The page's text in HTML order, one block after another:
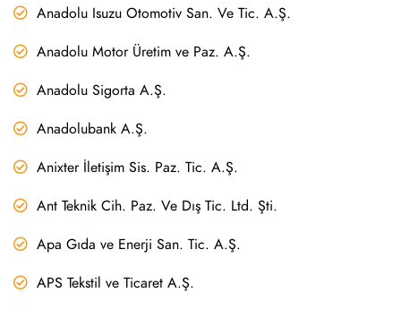
Anadolu Isuzu Otomotiv San. Ve Tic. A.Ş.
Anadolu Motor Üretim ve Paz. A.Ş.
Anadolu Sigorta A.Ş.
Anadolubank A.Ş.
Anixter İletişim Sis. Paz. Tic. A.Ş.
Ant Teknik Cih. Paz. Ve Dış Tic. Ltd. Şti.
Apa Gıda ve Enerji San. Tic. A.Ş.
APS Tekstil ve Ticaret A.Ş.